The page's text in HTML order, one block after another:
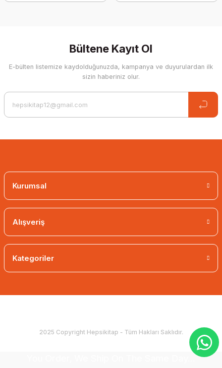
%10 İndirim
25,74 EUR
Bültene Kayıt Ol
E-bülten listemize kaydolduğunuzda, kampanya ve duyurulardan ilk
sizin haberiniz olur.
Kurumsal
Alışveriş
Kategoriler
2025 Copyright Hepsikitap - Tüm Hakları Saklıdır.